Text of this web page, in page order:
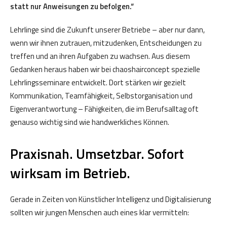
statt nur Anweisungen zu befolgen.“
Lehrlinge sind die Zukunft unserer Betriebe – aber nur dann,
wenn wir ihnen zutrauen, mitzudenken, Entscheidungen zu
treffen und an ihren Aufgaben zu wachsen. Aus diesem
Gedanken heraus haben wir bei chaoshairconcept spezielle
Lehrlingsseminare entwickelt. Dort stärken wir gezielt
Kommunikation, Teamfähigkeit, Selbstorganisation und
Eigenverantwortung – Fähigkeiten, die im Berufsalltag oft
genauso wichtig sind wie handwerkliches Können.
Praxisnah. Umsetzbar. Sofort
wirksam im Betrieb.
Gerade in Zeiten von Künstlicher Intelligenz und Digitalisierung
sollten wir jungen Menschen auch eines klar vermitteln: